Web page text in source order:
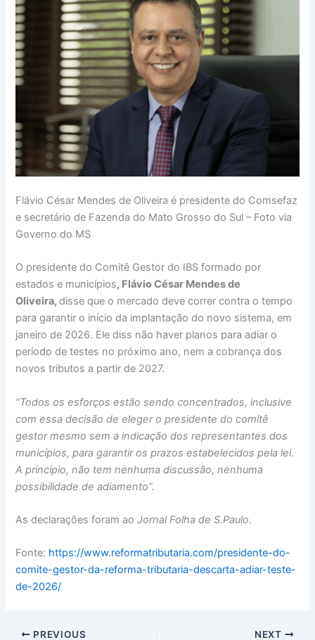
Flávio César Mendes de Oliveira é presidente do Comsefaz
e secretário de Fazenda do Mato Grosso do Sul – Foto via
Governo do MS
O presidente do Comitê Gestor do IBS formado por
estados e municípios, Flávio César Mendes de
Oliveira,disse que o mercado deve correr contra o tempo
para garantir o início da implantação do novo sistema, em
janeiro de 2026. Ele diss não haver planos para adiar o
período de testes no próximo ano, nem a cobrança dos
novos tributos a partir de 2027.
“Todos os esforços estão sendo concentrados, inclusive
com essa decisão de eleger o presidente do comitê
gestor mesmo sem a indicação dos representantes dos
municípios, para garantir os prazos estabelecidos pela lei.
A princípio, não tem nenhuma discussão, nenhuma
possibilidade de adiamento”.
As declarações foram aoJornal Folha de S.Paulo.
Fonte: https://www.reformatributaria.com/presidente-do-
comite-gestor-da-reforma-tributaria-descarta-adiar-teste-
de-2026/
PREVIOUS NEXT